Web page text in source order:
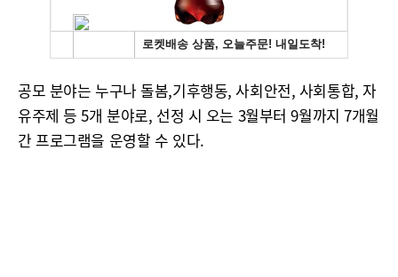
공모 분야는 누구나 돌봄,기후행동, 사회안전, 사회통합, 자
유주제 등 5개 분야로, 선정 시 오는 3월부터 9월까지 7개월
간 프로그램을 운영할 수 있다.